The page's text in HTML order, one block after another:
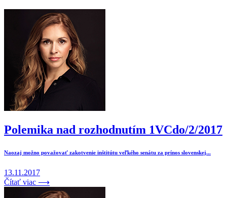
Polemika nad rozhodnutím 1VCdo/2/2017
Naozaj možno považovať zakotvenie inštitútu veľkého senátu za prínos slovenskej...
13.11.2017
Čítať viac ⟶